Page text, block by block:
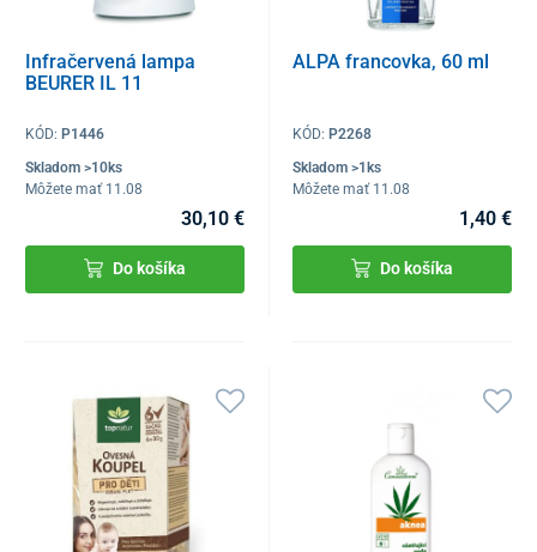
Infračervená lampa
BEURER IL 11
KÓD: P1446
Skladom >10ks
Môžete mať 11.08
30,10 €
Do košíka
ALPA francovka, 60 ml
KÓD:P2268
Skladom >1ks
Môžete mať 11.08
1,40 €
Do košíka